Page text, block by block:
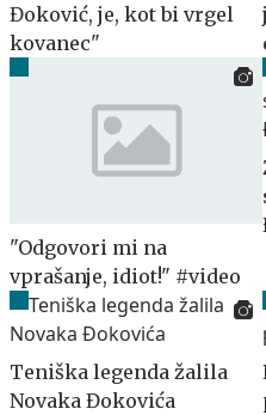
Đoković, je, kot bi vrgel
kovanec"
"Odgovori mi na
vprašanje, idiot!" #video
Teniška legenda žalila
Novaka Đokovića